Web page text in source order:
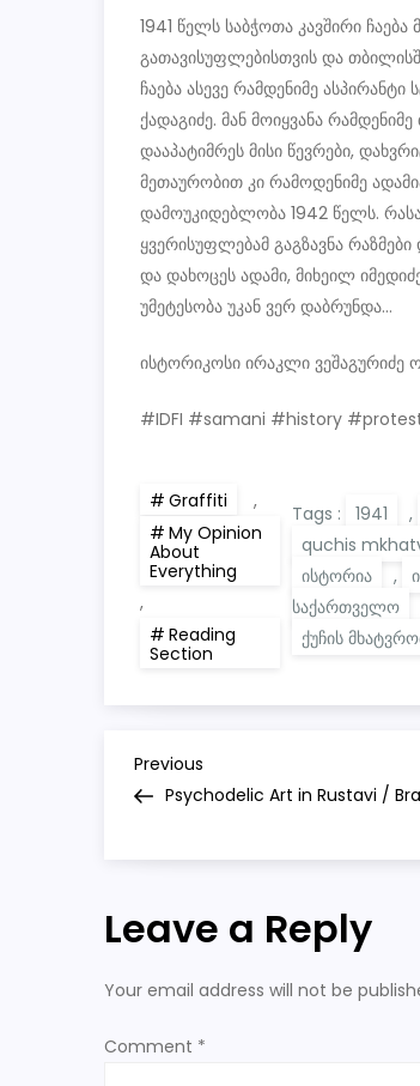
1941 წელს საბჭოთა კავშირი
გათავისუფლებისთვის და
ჩაება ასევე რამდენიმე
ქადაგიძე. მან მოიყვანა
დააპატიმრეს მისი წევრები,
მეთაურობით კი რამოდენიმე
დამოუკიდებლობა 1942 წელს.
ყვერისუფლებამ გაგზავნა
და დახოცეს ადამი, მიხეილ
უმეტესობა უკან ვერ დაბრუნდა…
ისტორიკოსი ირაკლი ვეშაგურიძე
#IDFI #samani #history
Graffiti
,
My Opinion
About
Everything
,
Reading
Section
Tags : 1941 ,
quchis
ისტორია
,
საქართველო
ქუჩის
P
t
n
a
Previous
Post
Previous
Psychodelic Art in Rustavi /
Leave a Reply
Your email address will not be
Comment *